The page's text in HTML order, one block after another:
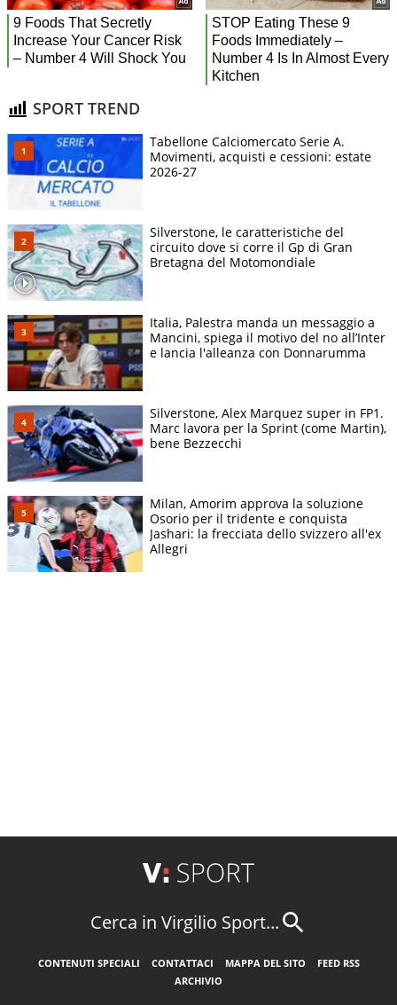
SPORT TREND
Tabellone Calciomercato Serie A.
Movimenti, acquisti e cessioni: estate
2026-27
Silverstone, le caratteristiche del
circuito dove si corre il Gp di Gran
Bretagna del Motomondiale
Italia, Palestra manda un messaggio a
Mancini, spiega il motivo del no all’Inter
e lancia l'alleanza con Donnarumma
Silverstone, Alex Marquez super in FP1.
Marc lavora per la Sprint (come Martin),
bene Bezzecchi
Milan, Amorim approva la soluzione
Osorio per il tridente e conquista
Jashari: la frecciata dello svizzero all'ex
Allegri
Cerca in Virgilio Sport...
CONTENUTI SPECIALI CONTATTACI MAPPA DEL SITO
FEED RSS
ARCHIVIO